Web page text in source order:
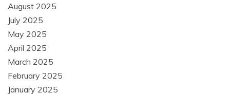
August 2025
July 2025
May 2025
April 2025
March 2025
February 2025
January 2025